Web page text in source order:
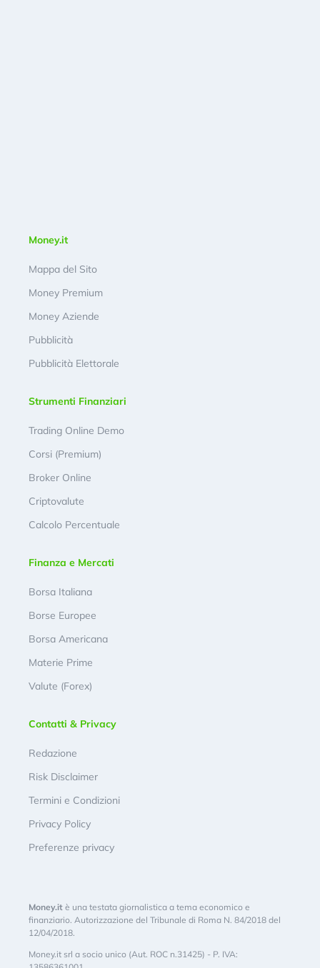
Money.it
Mappa del Sito
Money Premium
Money Aziende
Pubblicità
Pubblicità Elettorale
Strumenti Finanziari
Trading Online Demo
Corsi (Premium)
Broker Online
Criptovalute
Calcolo Percentuale
Finanza e Mercati
Borsa Italiana
Borse Europee
Borsa Americana
Materie Prime
Valute (Forex)
Contatti & Privacy
Redazione
Risk Disclaimer
Termini e Condizioni
Privacy Policy
Preferenze privacy
Money.it è una testata giornalistica a tema economico e
finanziario. Autorizzazione del Tribunale di Roma N. 84/2018 del
12/04/2018.
Money.it srl a socio unico (Aut. ROC n.31425) - P. IVA: